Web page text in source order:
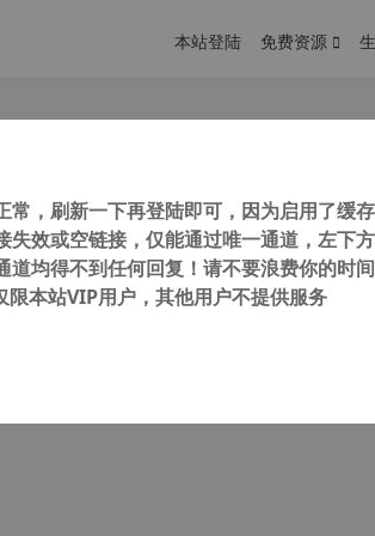
本站登陆 免费资源
Todo PCTrans Pro 13.0 Build 20220302 多国语言特别版
载自 cnorg.12hp.de 注意： 由于网站空间位于国
...
常，刷新一下再登陆即可，因为启用了缓存
失效或空链接，仅能通过唯一通道，左下
道均得不到任何回复！请不要浪费你的时
限本站VIP用户，其他用户不提供服务